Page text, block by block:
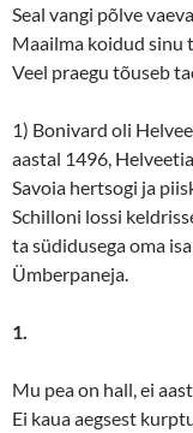
Seal vangi põlve
Maailma koidud sinu
Veel praegu tõuseb
1) Bonivard oli
aastal 1496,
Savoia hertsogi ja
Schilloni lossi
ta südidusega oma
Ümberpaneja.
1.
Mu pea on hall, ei
Ei kaua aegsest